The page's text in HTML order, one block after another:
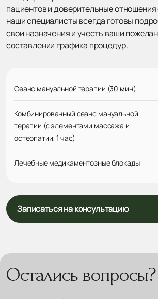
пациентов и доверительные
наши специалисты всегда готовы
свои назначения и учесть ваши
составлении графика процедур.
Сеанс мануальной терапии (30 мин)
Комбинированный сеанс мануальной
терапии (с элементами массажа и
остеопатии, 1 час)
Лечебные медикаментозные блокады
Записаться на консультацию
Остались вопросы?